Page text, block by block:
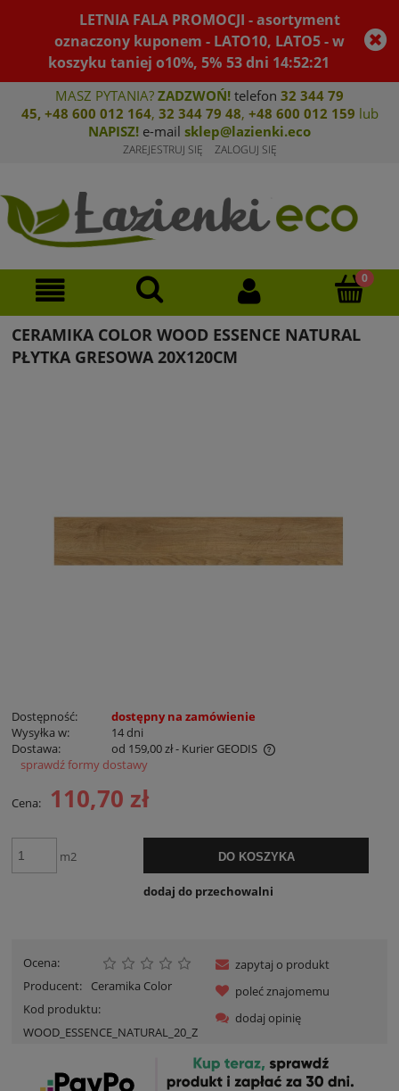
LETNIA FALA PROMOCJI - asortyment
oznaczony kuponem - LATO10, LATO5 - w
koszyku taniej o10%, 5% 53dni 14:52:21
MASZ PYTANIA? ZADZWOŃ! telefon 32 344 79
45, +48 600 012 164, 32 344 79 48, +48 600 012 159 lub
NAPISZ! e-mail sklep@lazienki.eco
ZAREJESTRUJ SIĘ ZALOGUJ SIĘ
CERAMIKA COLOR WOOD ESSENCE NATURAL
PŁYTKA GRESOWA 20X120CM
Dostępność:
dostępny na zamówienie
Wysyłka w:
14 dni
Dostawa:
od 159,00 zł- Kurier GEODIS
Cena nie zawiera ewentualnych kosztów płatności
sprawdź formy dostawy
Cena: 110,70 zł
m2 DO KOSZYKA
dodaj do przechowalni
Ocena:
Producent:
Ceramika Color
Kod produktu:
WOOD_ESSENCE_NATURAL_20_Z
zapytaj o produkt
poleć znajomemu
dodaj opinię